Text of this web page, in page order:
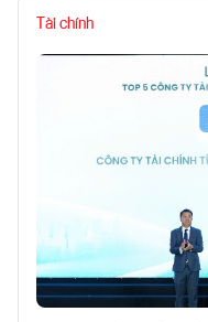
Tài chính